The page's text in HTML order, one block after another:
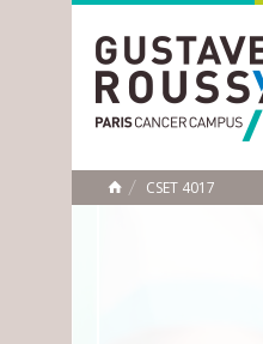
HOME
CSET 4017